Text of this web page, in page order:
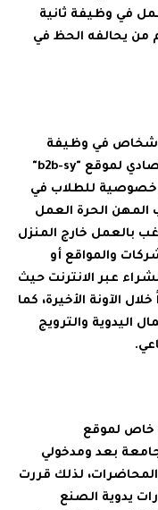
في وظيفة ثانية
يحالفه الحظ في
في وظيفة
ثانية وفقا لما إطلع عليه الفريق الاقتصادي لموقع "b2b-sy"
خصوصية للطلاب في
المهن الحرة العمل
بالعمل خارج المنزل
والمواقع أو
عبر الانترنت حيث
الآونة الأخيرة، كما
اليدوية والترويج
خاص لموقع
بعد ومدخولي
لذلك قررت
يدوية الصنع